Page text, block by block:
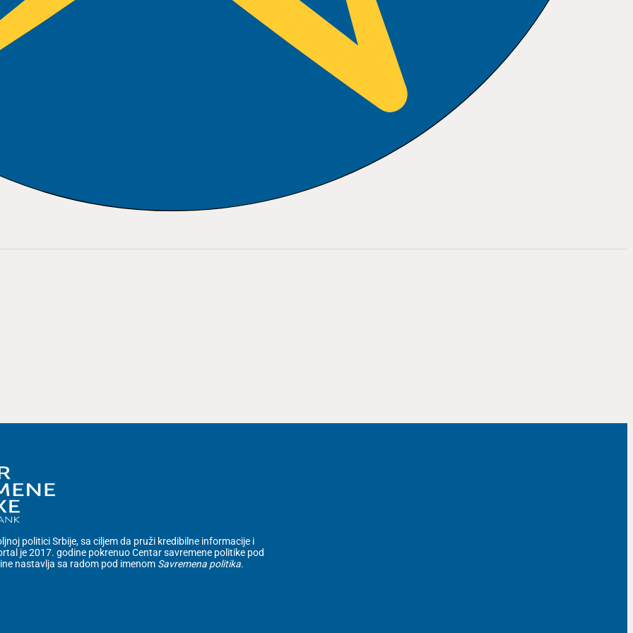
politici Srbije, sa ciljem da pruži kredibilne informacije i
je 2017. godine pokrenuo Centar savremene politike pod
nastavlja sa radom pod imenom Savremena politika.